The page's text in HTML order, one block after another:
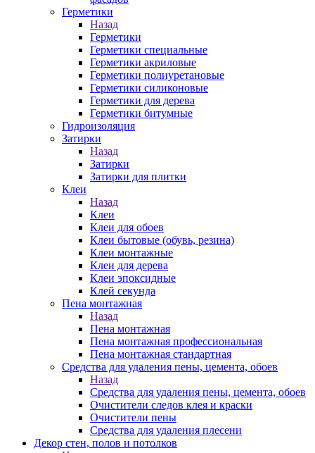
Герметики
Назад
Герметики
Герметики специальные
Герметики акриловые
Герметики полиуретановые
Герметики силиконовые
Герметики для дерева
Герметики битумные
Гидроизоляция
Затирки
Назад
Затирки
Затирки для плитки
Клеи
Назад
Клеи
Клеи для обоев
Клеи бытовые (обувь, резина)
Клеи монтажные
Клеи для дерева
Клеи эпоксидные
Клей секунда
Пена монтажная
Назад
Пена монтажная
Пена монтажная профессиональная
Пена монтажная стандартная
Средства для удаления пены, цемента, обоев
Назад
Средства для удаления пены, цемента, обоев
Очистители следов клея и краски
Очистители пены
Средства для удаления плесени
Декор стен, полов и потолков